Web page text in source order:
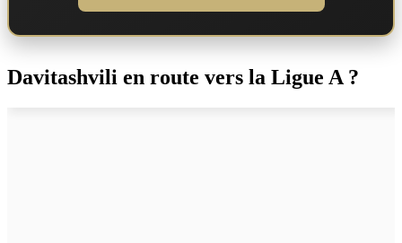
Davitashvili en route vers la Ligue A ?